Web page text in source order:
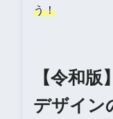
う！
【令和版】
デザイン